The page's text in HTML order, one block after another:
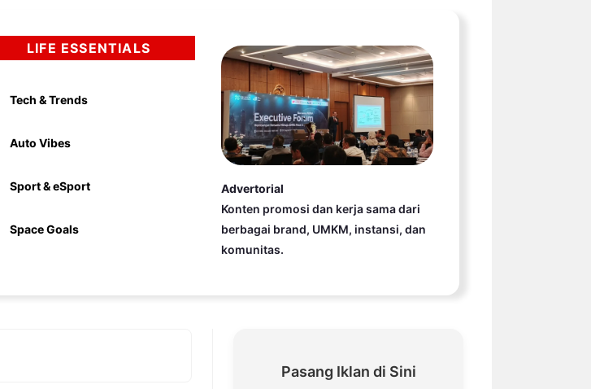
LIFE ESSENTIALS
Tech & Trends
Auto Vibes
Sport & eSport
Space Goals
Advertorial
Konten promosi dan kerja sama dari
berbagai brand, UMKM, instansi, dan
komunitas.
Pasang Iklan di Sini